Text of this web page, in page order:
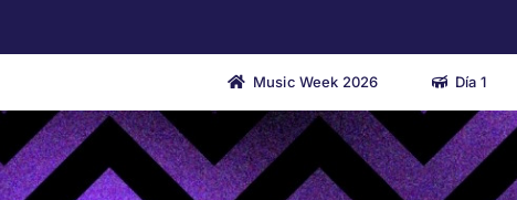
Music Week 2026 Día 1